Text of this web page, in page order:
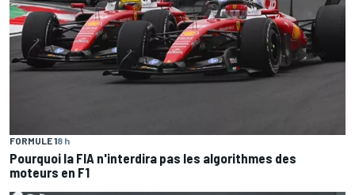
FORMULE 18 h
Pourquoi la FIA n'interdira pas les algorithmes des
moteurs en F1